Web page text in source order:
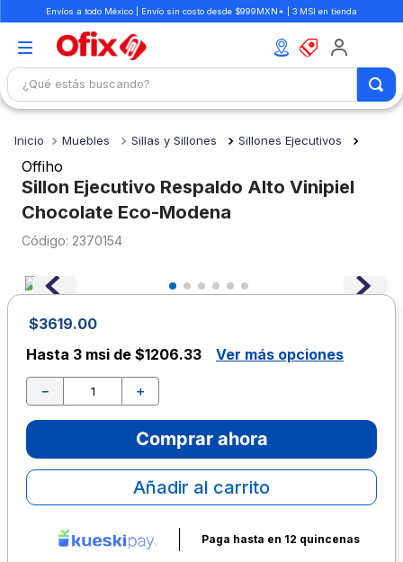
Envíos a todo México | Envío sin costo desde $999MXN* | 3 MSI en tienda
¿Qué estás buscando?
Muebles Sillas y Sillones Sillones Ejecutivos
Offiho
Sillon Ejecutivo Respaldo Alto Vinipiel
Chocolate Eco-Modena
: 2370154
$3619.00
Hasta 3 msi de $1206.33 Ver más opciones
＋
－
Comprar ahora
Añadir al carrito
Paga hasta en 12 quincenas
1.
mochilas
2.
libretas
3.
cuaderno
4.
cuadernos
5.
colores
.
9
10